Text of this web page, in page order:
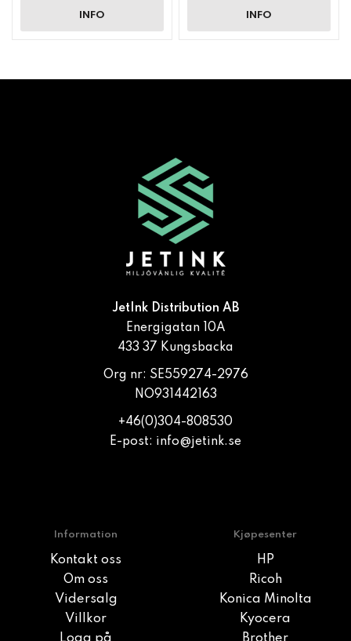
INFO INFO
JetInk Distribution AB
Energigatan 10A
433 37 Kungsbacka
Org nr: SE559274-2976
NO931442163
+46(0)304-808530
E-post: info@jetink.se
Information
Kontakt oss
Om oss
Vidersalg
Villkor
Kjøpesenter
HP
Ricoh
Konica Minolta
Kyocera